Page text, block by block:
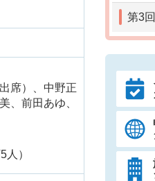
席）、中野正
、前田あゆ、
）
第3